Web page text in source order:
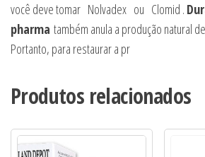
você deve tomar Nolvadex ou Clomid .
pharma também anula a produção natural
Portanto, para restaurar a pr
Produtos relacionados